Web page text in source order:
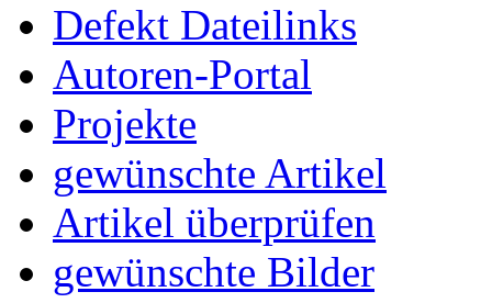
Defekt Dateilinks
Autoren-Portal
Projekte
gewünschte Artikel
Artikel überprüfen
gewünschte Bilder